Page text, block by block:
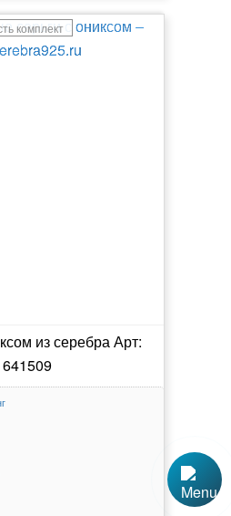
комплект
из серебра Арт:
641509